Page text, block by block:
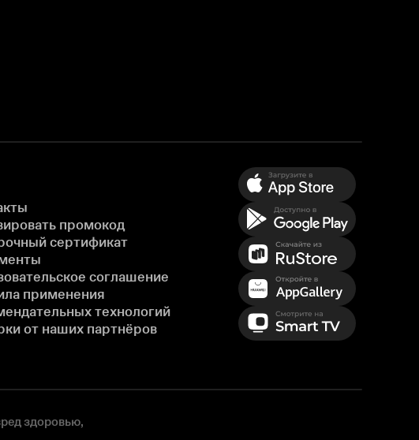
промокод
сертификат
соглашение
применения
технологий
от наших партнёров
здоровью,